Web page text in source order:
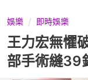
娛樂 即時娛樂
王力宏無懼
部手術縫39